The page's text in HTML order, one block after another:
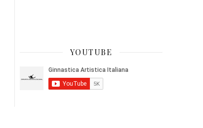
YOUTUBE